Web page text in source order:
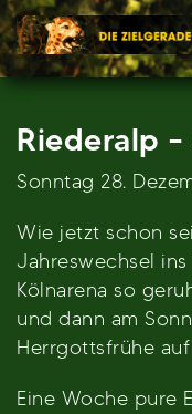
Skip
to
content
Riederalp –
Sonntag 28.
Wie jetzt schon
Jahreswechsel
Kölnarena so
und dann am
Herrgottsfrühe
Eine Woche pure